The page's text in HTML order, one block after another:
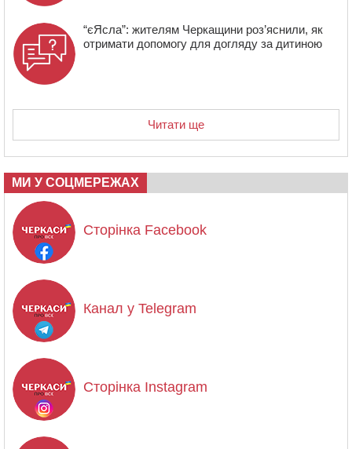
“єЯсла”: жителям Черкащини роз’яснили, як
отримати допомогу для догляду за дитиною
Читати ще
МИ У СОЦМЕРЕЖАХ
Сторінка Facebook
Канал у Telegram
Сторінка Instagram